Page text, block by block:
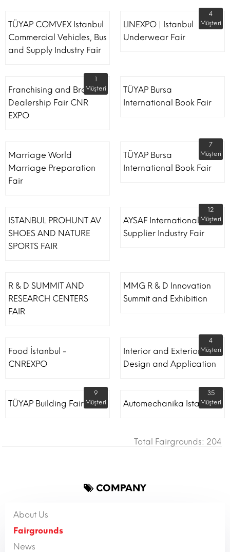
TÜYAP COMVEX Istanbul
Commercial Vehicles, Bus
and Supply Industry Fair
LINEXPO | Istanbul
Underwear Fair
4
Müşteri
Franchising and Brand
Dealership Fair CNR
EXPO
1
Müşteri
TÜYAP Bursa
International Book Fair
Marriage World
Marriage Preparation
Fair
TÜYAP Bursa
International Book Fair
7
Müşteri
ISTANBUL PROHUNT AV
SHOES AND NATURE
SPORTS FAIR
AYSAF International Shoe
Supplier Industry Fair
12
Müşteri
R & D SUMMIT AND
RESEARCH CENTERS
FAIR
MMG R & D Innovation
Summit and Exhibition
Food İstanbul -
CNREXPO
Interior and Exterior
Design and Application
4
Müşteri
TÜYAP Building Fair
9
Müşteri
Automechanika Istanbul
35
Müşteri
Total Fairgrounds: 204
COMPANY
About Us
Fairgrounds
News